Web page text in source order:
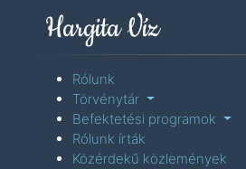
Hargita Víz
Rólunk
Törvénytár
Befektetési programok
Rólunk írták
Közérdekű közlemények